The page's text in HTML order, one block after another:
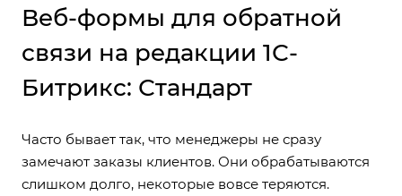
Веб-формы для обратной
связи на редакции 1С-
Битрикс: Стандарт
Часто бывает так, что менеджеры не сразу
замечают заказы клиентов. Они обрабатываются
слишком долго, некоторые вовсе теряются.